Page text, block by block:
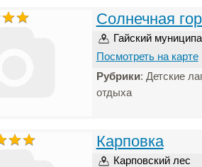
Солнечная
Гайский
Посмотреть на карте
Рубрики: Детские
отдыха
Карповка
Карповский лес